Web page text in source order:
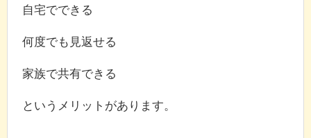
自宅でできる
何度でも見返せる
家族で共有できる
というメリットがあります。